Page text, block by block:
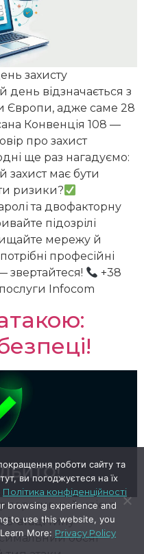
захисту
день відзначається з
Європи, адже саме 28
Конвенція 108 —
про захист
ще раз нагадуємо:
захист має бути
ризики?
та двофакторну
підозрілі
мережу й
професійні
звертайтеся!
+38
Infocom
клієнт
атаці типу
обсяг
роботи сайту та
ви погоджуєтеся на їх
Політика конфіденційності
browsing experience and
to use this website, you
More: Privacy Policy